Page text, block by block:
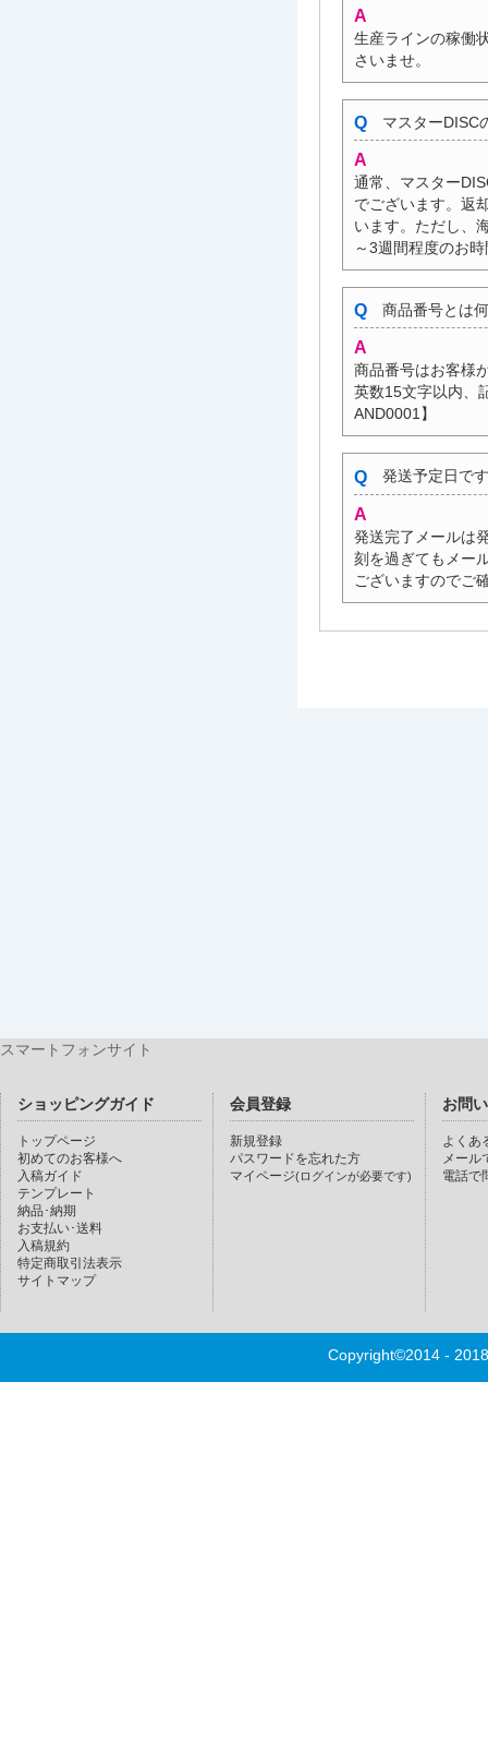
生産ラインの稼働
さいませ。
マスターDISC
通常、マスター
でございます。返
います。ただし、
～3週間程度のお
商品番号とは
商品番号はお客様
英数15文字以内、
AND0001】
発送予定日で
発送完了メールは
刻を過ぎてもメー
ございますのでご
スマートフォンサイト
ショッピングガイド
トップページ
初めてのお客様へ
入稿ガイド
テンプレート
納品･納期
お支払い･送料
入稿規約
特定商取引法表示
サイトマップ
会員登録
新規登録
パスワードを忘れた方
マイページ(ログインが必要です)
お問
よくあ
メール
電話で
Copyright©2014 -